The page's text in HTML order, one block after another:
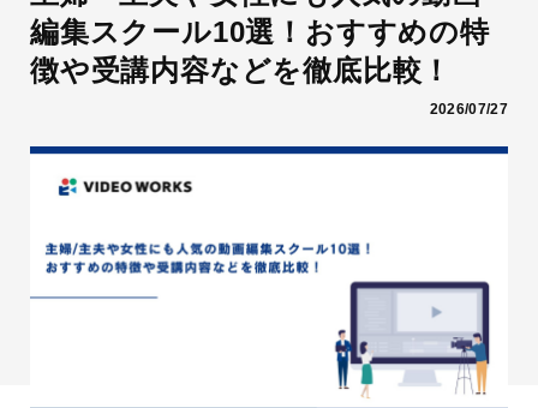
編集スクール10選！おすすめの特
徴や受講内容などを徹底比較！
2026/07/27